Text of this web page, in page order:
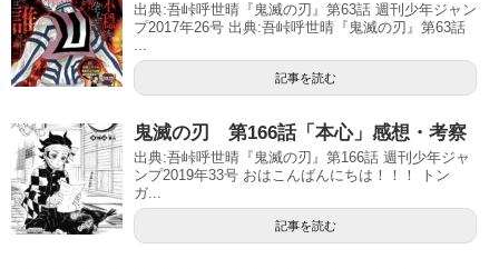
出典:吾峠呼世晴『鬼滅の刃』第63話 週刊少年ジャン
プ2017年26号 出典:吾峠呼世晴『鬼滅の刃』第63話
...
記事を読む
鬼滅の刃 第166話「本心」感想・考察
出典:吾峠呼世晴『鬼滅の刃』第166話 週刊少年ジャ
ンプ2019年33号 おはこんばんにちは！！！ トン
ガ...
記事を読む